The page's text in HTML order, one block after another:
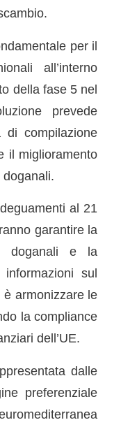
per il
all’interno
della fase 5 nel
prevede
di compilazione
il miglioramento
al 21
garantire la
doganali e la
sul
è armonizzare le
la compliance
dell’UE.
dalle
preferenziale